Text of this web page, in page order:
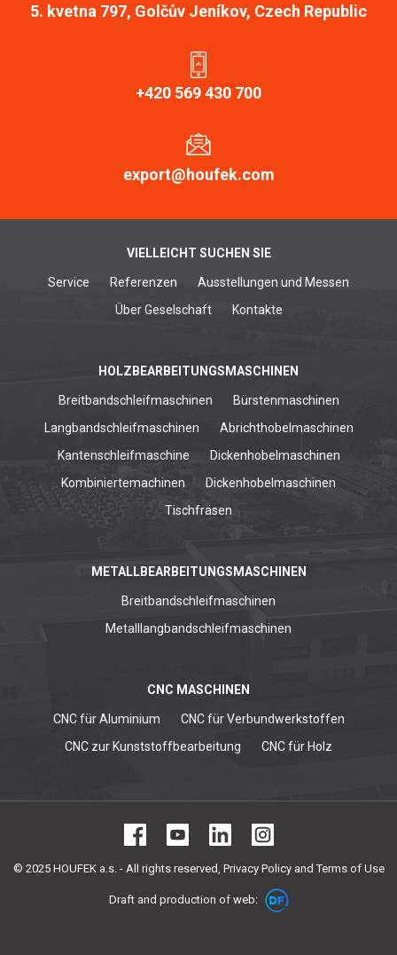
5. kvetna 797, Golčův Jeníkov, Czech Republic
+420 569 430 700
export@houfek.com
VIELLEICHT SUCHEN SIE
Service Referenzen
Ausstellungen und Messen
Über Geselschaft
Kontakte
HOLZBEARBEITUNGSMASCHINEN
Breitbandschleifmaschinen
Bürstenmaschinen
Langbandschleifmaschinen
Abrichthobelmaschinen
Kantenschleifmaschine
Dickenhobelmaschinen
Kombiniertemachinen
Dickenhobelmaschinen
Tischfräsen
METALLBEARBEITUNGSMASCHINEN
Breitbandschleifmaschinen
Metalllangbandschleifmaschinen
CNC MASCHINEN
CNC für Aluminium
CNC für Verbundwerkstoffen
CNC zur Kunststoffbearbeitung
CNC für Holz
© 2025 HOUFEK a.s. - All rights reserved, Privacy Policy and Terms of Use
Draft and production of web: